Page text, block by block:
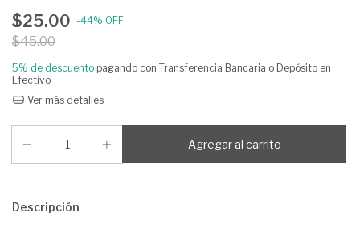
$25.00 -44% OFF
$45.00
5% de descuento pagando con Transferencia Bancaria o Depósito en
Efectivo
Ver más detalles
Descripción